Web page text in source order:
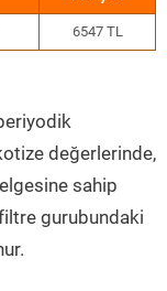
6547 TL
değerlerinde,
sahip
gurubundaki